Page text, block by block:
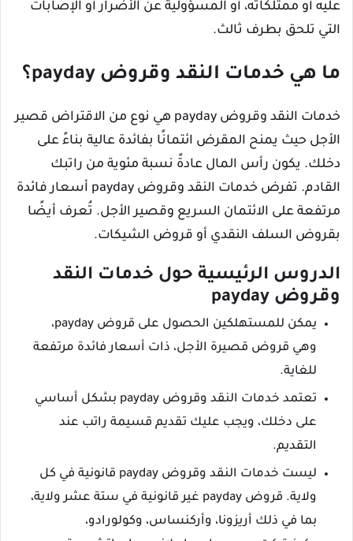
عليه أو ممتلكاته، أو المسؤولية عن الأضرار أو الإصابات
التي تلحق بطرف ثالث.
ما هي خدمات النقد وقروض payday؟
خدمات النقد وقروض payday هي نوع من الاقتراض قصير
الأجل حيث يمنح المقرض ائتمانًا بفائدة عالية بناءً على
دخلك. يكون رأس المال عادةً نسبة مئوية من راتبك
القادم. تفرض خدمات النقد وقروض payday أسعار فائدة
مرتفعة على الائتمان السريع وقصير الأجل. تُعرف أيضًا
بقروض السلف النقدي أو قروض الشيكات.
الدروس الرئيسية حول خدمات النقد
وقروض payday
يمكن للمستهلكين الحصول على قروض payday،
وهي قروض قصيرة الأجل، ذات أسعار فائدة مرتفعة
للغاية.
تعتمد خدمات النقد وقروض payday بشكل أساسي
على دخلك، ويجب عليك تقديم قسيمة راتب عند
التقديم.
ليست خدمات النقد وقروض payday قانونية في كل
ولاية. قروض payday غير قانونية في ستة عشر ولاية،
بما في ذلك أريزونا، وأركنساس، وكولورادو،